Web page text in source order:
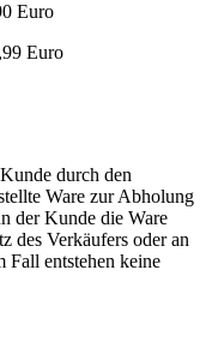
Euro
Euro
durch den
Ware zur Abholung
der Kunde die Ware
des Verkäufers oder an
Fall entstehen keine